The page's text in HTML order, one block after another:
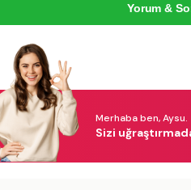
Yorum &
Merhaba ben, Aysu.
Sizi